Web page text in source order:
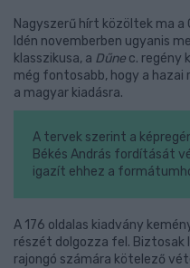
Nagyszerű hírt közöltek ma a
Idén novemberben ugyanis
klasszikusa, a Dűne c. regény
még fontosabb, hogy a hazai
a magyar kiadásra.
A tervek szerint a
Békés András fordítását
igazít ehhez a
A 176 oldalas kiadvány
részét dolgozza fel. Biztosak
rajongó számára kötelező